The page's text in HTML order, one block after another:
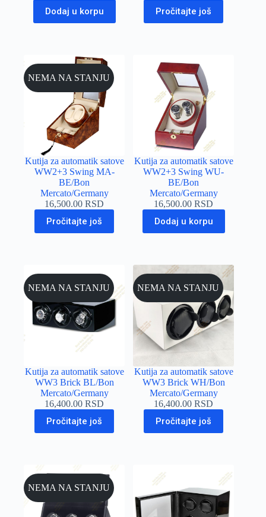
Dodaj u korpu Pročitajte još
NEMA NA STANJU
Kutija za automatik satove
WW2+3 Swing MA-
BE/Bon
Mercato/Germany
16,500.00RSD
Pročitajte još
Kutija za automatik satove
WW2+3 Swing WU-
BE/Bon
Mercato/Germany
16,500.00RSD
Dodaj u korpu
NEMA NA STANJU
Kutija za automatik satove
WW3 Brick BL/Bon
Mercato/Germany
16,400.00RSD
Pročitajte još
NEMA NA STANJU
Kutija za automatik satove
WW3 Brick WH/Bon
Mercato/Germany
16,400.00RSD
Pročitajte još
NEMA NA STANJU